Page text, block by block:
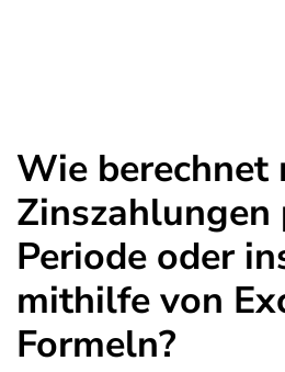
Wie berechnet
Zinszahlungen
Periode oder
mithilfe von
Formeln?